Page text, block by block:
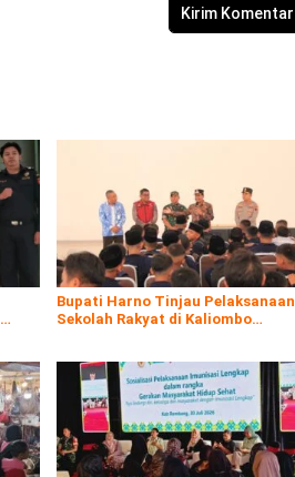
Bupati Harno Tinjau Pelaksanaan
Sekolah Rakyat di Kaliombo